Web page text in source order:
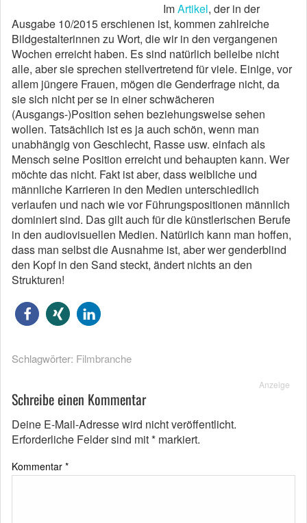
ImArtikel, der in der
Ausgabe 10/2015 erschienen ist, kommen zahl­reiche
Bildgestalterinnen zu Wort, die wir in den vergangenen
Wochen erreicht haben. Es sind natürlich beileibe nicht
alle, aber sie sprechen stellvertretend für viele. Einige, vor
allem jüngere Frauen, mögen die Genderfrage nicht, da
sie sich nicht per se in einer schwächeren
(Ausgangs-)Position ­sehen beziehungsweise sehen
wollen. Tatsächlich ist es ja auch schön, wenn man
unabhängig von Geschlecht, Rasse usw. einfach als
Mensch seine Position erreicht und behaupten kann. Wer
möchte das nicht. Fakt ist aber, dass weibliche und
männliche Karrieren in den Medien unterschiedlich
verlaufen und nach wie vor Führungspositionen männlich
dominiert sind. Das gilt auch für die künstlerischen Berufe
in den audiovisuellen Medien. Natürlich kann man hoffen,
dass man selbst die Ausnahme ist, aber wer genderblind
den Kopf in den Sand steckt, ändert nichts an den
Strukturen!
Schlagwörter: Filmbranche
Anzeige
Schreibe einen Kommentar
Deine E-Mail-Adresse wird nicht veröffentlicht.
Erforderliche Felder sind mit* markiert.
Kommentar *